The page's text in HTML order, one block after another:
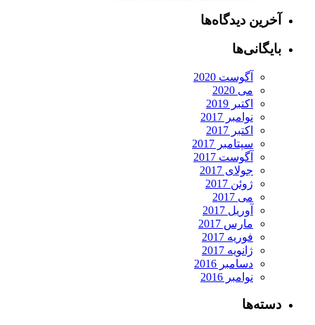
آخرین دیدگاه‌ها
بایگانی‌ها
آگوست 2020
می 2020
اکتبر 2019
نوامبر 2017
اکتبر 2017
سپتامبر 2017
آگوست 2017
جولای 2017
ژوئن 2017
می 2017
آوریل 2017
مارس 2017
فوریه 2017
ژانویه 2017
دسامبر 2016
نوامبر 2016
دسته‌ها